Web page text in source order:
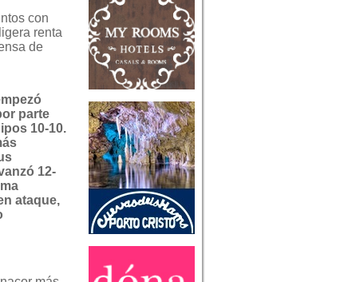
con
renta
de
parte
10-10.
12-
ataque,